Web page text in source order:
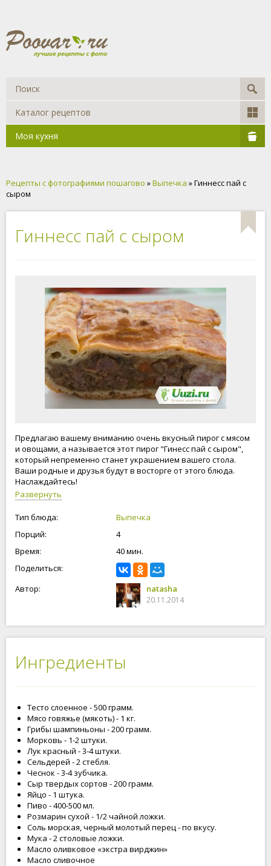
Каталог рецептов
Моя кухня
Рецепты с фотографиями пошагово »Выпечка » Гиннесс пай с
сыром
Гиннесс пай с сыром
Предлагаю вашему вниманию очень вкусный пирог с мясом
и овощами, а называется этот пирог "Гинесс пай с сыром",
который непременно станет украшением вашего стола.
Ваши родные и друзья будут в восторге от этого блюда.
Наслаждайтесь!
Развернуть
Тип блюда:
Выпечка
Порций:
4
Время:
40 мин.
Поделиться:
Автор:
natasha
20.11.2014
Ингредиенты
Тесто слоенное - 500 грамм.
Мясо говяжье (мякоть) - 1 кг.
Грибы шампиньоны - 200 грамм.
Морковь - 1-2 штуки.
Лук красный - 3-4 штуки.
Сельдерей - 2 стебля.
Чеснок - 3-4 зубчика.
Сыр твердых сортов - 200 грамм.
Яйцо - 1 штука.
Пиво - 400-500 мл.
Розмарин сухой - 1/2 чайной ложки.
Соль морская, черный молотый перец - по вкусу.
Мука - 2 столовые ложки.
Масло оливковое «экстра вирджин»
Масло сливочное